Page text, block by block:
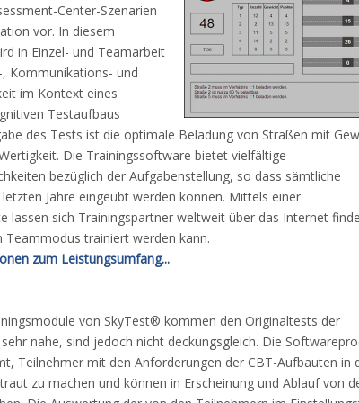
Center-Szenarien
vor. In diesem
in Einzel- und Teamarbeit
Kommunikations- und
im Kontext eines
Testaufbaus
des Tests ist die optimale Beladung von Straßen mit
Die Trainingssoftware bietet vielfältige
bezüglich der Aufgabenstellung, so dass sämtliche
Jahre eingeübt werden können. Mittels einer
lassen sich Trainingspartner weltweit über das Internet
Teammodus trainiert werden kann.
zum Leistungsumfang...
von SkyTest® kommen den Originaltests der
nahe, sind jedoch nicht deckungsgleich. Die
Teilnehmer mit den Anforderungen der CBT-Aufbauten in
zu machen und können in Erscheinung und Ablauf von